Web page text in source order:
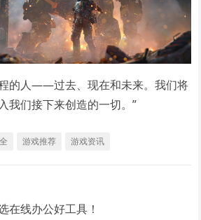
的人——过去、现在和未来。我们将
我们接下来创造的一切。”
游戏推荐 游戏资讯
在线办公好工具！